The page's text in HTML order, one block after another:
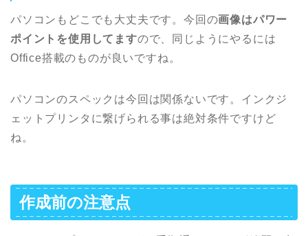
パソコンもどこでも大丈夫です。今回の画像はパワー
ポイントを使用してますので、同じようにやるには
Office搭載のものが良いですね。
パソコンのスペックは今回は関係ないです。インクジ
ェットプリンタに繋げられる事は絶対条件ですけど
ね。
作成前の注意点